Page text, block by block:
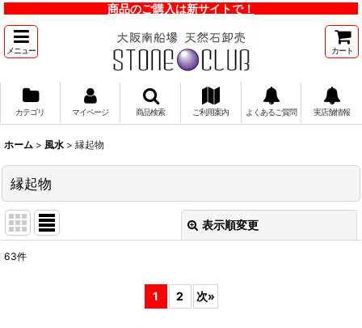
商品のご購入は新サイトで！
メニュー カート
カテゴリ マイページ 商品検索 ご利用案内 よくあるご質問 実店舗情報
ホーム > 風水 > 縁起物
縁起物
表示順変更
63件
1 2 次»